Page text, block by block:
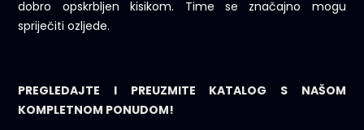
dobro opskrbljen kisikom. Time se značajno mogu
spriječiti ozljede.
PREGLEDAJTE I PREUZMITE KATALOG S NAŠOM
KOMPLETNOM PONUDOM!